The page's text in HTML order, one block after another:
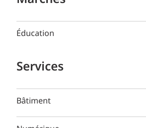
Éducation
Services
Bâtiment